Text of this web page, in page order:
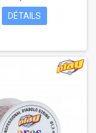
DÉTAILS